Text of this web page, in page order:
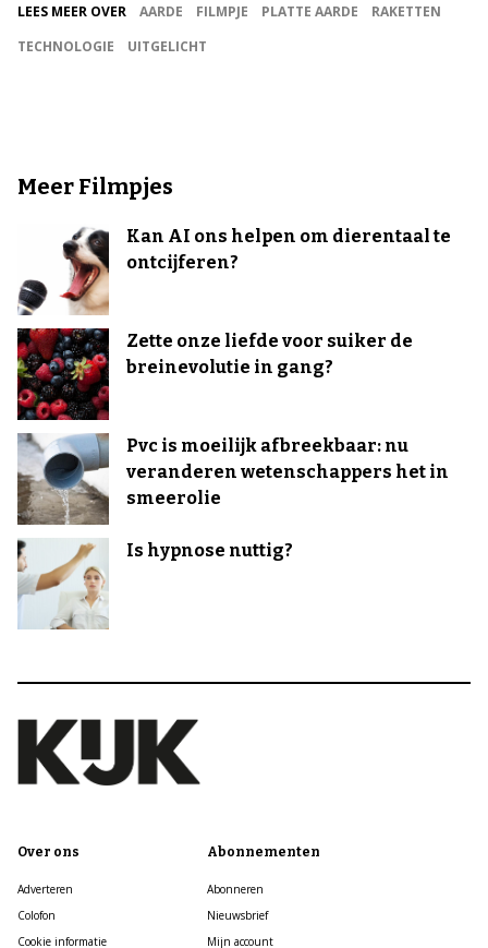
LEES MEER OVER AARDE FILMPJE PLATTE AARDE
RAKETTEN
TECHNOLOGIE
UITGELICHT
Meer Filmpjes
Kan AI ons helpen om dierentaal te
ontcijferen?
Zette onze liefde voor suiker de
breinevolutie in gang?
Pvc is moeilijk afbreekbaar: nu
veranderen wetenschappers het in
smeerolie
Is hypnose nuttig?
Over ons
Adverteren
Colofon
Cookie informatie
Abonnementen
Abonneren
Nieuwsbrief
Mijn account